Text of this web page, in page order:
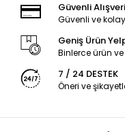
Güvenli
Güvenli ve
Geniş Ürün
Binlerce ürün
7 / 24 DESTEK
Öneri ve